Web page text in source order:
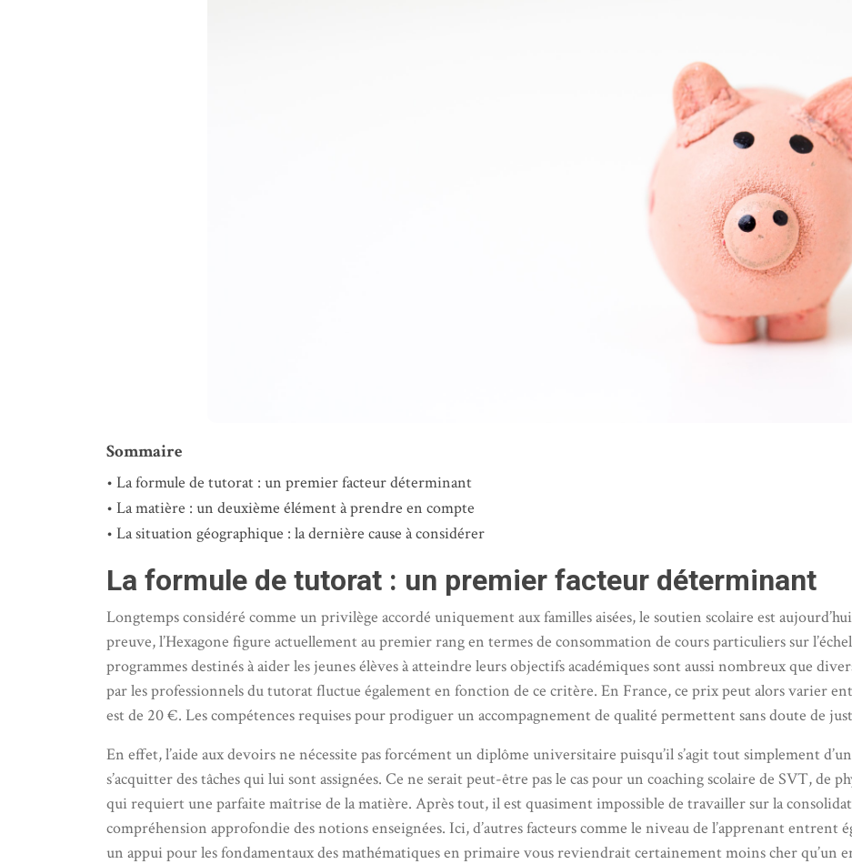
Sommaire
La formule de tutorat : un premier facteur déterminant
La matière : un deuxième élément à prendre en compte
La situation géographique : la dernière cause à considérer
La formule de tutorat : un premier facteur déterminant
Longtemps considéré comme un privilège accordé uniquement aux familles aisées, le soutien scolaire est
preuve, l’Hexagone figure actuellement au premier rang en termes de consommation de cours particuliers sur
programmes destinés à aider les jeunes élèves à atteindre leurs objectifs académiques sont aussi nombreux que
par les professionnels du tutorat fluctue également en fonction de ce critère. En France, ce prix peut alors varier
est de 20 €. Les compétences requises pour prodiguer un accompagnement de qualité permettent sans doute de
En effet, l’aide aux devoirs ne nécessite pas forcément un diplôme universitaire puisqu’il s’agit tout simplement
s’acquitter des tâches qui lui sont assignées. Ce ne serait peut-être pas le cas pour un coaching scolaire de SVT, de
qui requiert une parfaite maîtrise de la matière. Après tout, il est quasiment impossible de travailler sur la
compréhension approfondie des notions enseignées. Ici, d’autres facteurs comme le niveau de l’apprenant entrent
un appui pour les fondamentaux des mathématiques en primaire vous reviendrait certainement moins cher qu’un